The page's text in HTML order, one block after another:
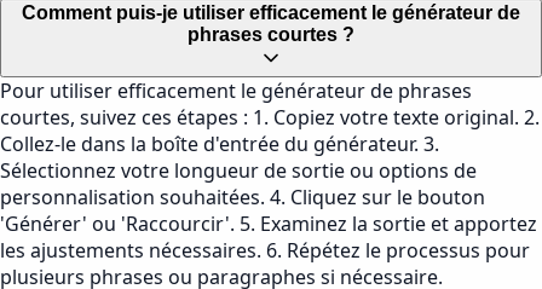
Comment puis-je utiliser efficacement le générateur de
phrases courtes ?
Pour utiliser efficacement le générateur de phrases
courtes, suivez ces étapes : 1. Copiez votre texte original. 2.
Collez-le dans la boîte d'entrée du générateur. 3.
Sélectionnez votre longueur de sortie ou options de
personnalisation souhaitées. 4. Cliquez sur le bouton
'Générer' ou 'Raccourcir'. 5. Examinez la sortie et apportez
les ajustements nécessaires. 6. Répétez le processus pour
plusieurs phrases ou paragraphes si nécessaire.